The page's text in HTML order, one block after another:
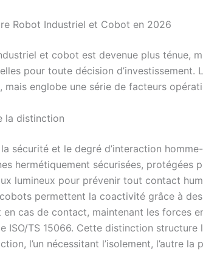
Robot Industriel et Cobot en 2026
et cobot est devenue plus ténue,
pour toute décision d’investissement.
englobe une série de facteurs
la distinction
sécurité et le degré d’interaction
hermétiquement sécurisées, protégées
lumineux pour prévenir tout contact
permettent la coactivité grâce à
cas de contact, maintenant les forces
ISO/TS 15066. Cette distinction structure
l’un nécessitant l’isolement, l’autre la